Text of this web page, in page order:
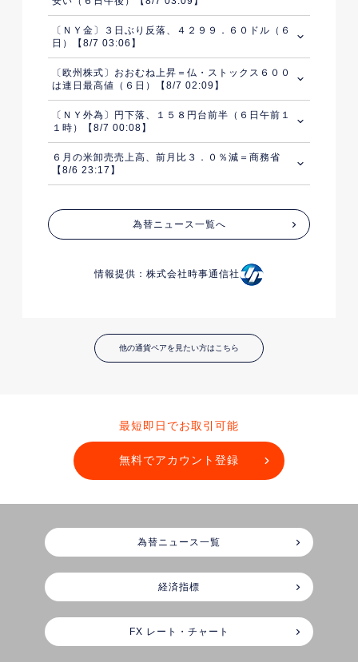
〔ＮＹ金〕３日ぶり反落、４２９９．６０ドル（６
日）【8/7 03:06】
〔欧州株式〕おおむね上昇＝仏・ストックス６００
は連日最高値（６日）【8/7 02:09】
〔ＮＹ外為〕円下落、１５８円台前半（６日午前１
１時）【8/7 00:08】
６月の米卸売売上高、前月比３．０％減＝商務省
【8/6 23:17】
為替ニュース一覧へ
情報提供：株式会社時事通信社
他の通貨ペアを見たい方はこちら
最短即日でお取引可能
無料でアカウント登録
為替ニュース一覧
経済指標
FX レート・チャート